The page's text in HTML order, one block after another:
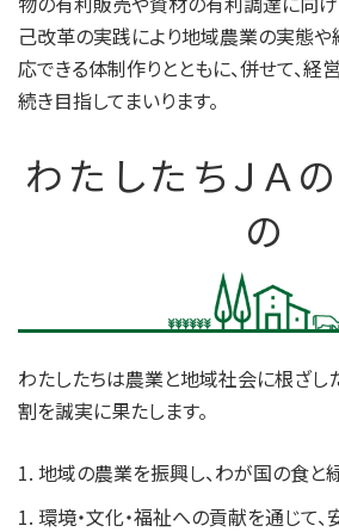
己改革の実践により地域農業の実態
応できる体制作りとともに、併せて、
続き目指してまいります。
わたしたちＪＡ
の
わたしたちは農業と地域社会に根ざし
割を誠実に果たします。
1. 地域の農業を振興し、わが国の食と
1. 環境・文化・福祉への貢献を通じて